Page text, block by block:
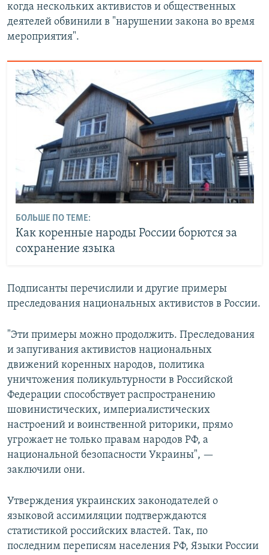
когда нескольких активистов и общественных
деятелей обвинили в "нарушении закона во время
мероприятия".
БОЛЬШЕ ПО ТЕМЕ:
Как коренные народы России борются за
сохранение языка
Подписанты перечислили и другие примеры
преследования национальных активистов в России.
"Эти примеры можно продолжить. Преследования
и запугивания активистов национальных
движений коренных народов, политика
уничтожения поликультурности в Российской
Федерации способствует распространению
шовинистических, империалистических
настроений и воинственной риторики, прямо
угрожает не только правам народов РФ, а
национальной безопасности Украины", —
заключили они.
Утверждения украинских законодателей о
языковой ассимиляции подтверждаются
статистикой российских властей. Так, по
последним переписям населения РФ, Языки России